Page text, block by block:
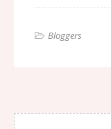
Bloggers